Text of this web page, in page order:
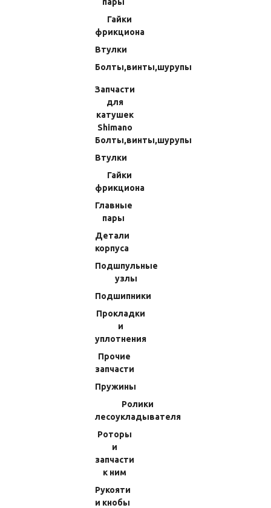
Запчасти для катушек Shimano
Болты,винты,шурупы
Прокладки и уплотнения
Ролики лесоукладывателя
Роторы и запчасти к ним
Шестерни паразитные
Шестерни микромодульные
Гайки
фрикциона
Втулки
Болты,винты,шурупы
Запчасти
для
катушек
Shimano
Болты,винты,шурупы
Втулки
Гайки
фрикциона
Главные
пары
Детали
корпуса
Подшпульные
узлы
Подшипники
Прокладки
и
уплотнения
Прочие
запчасти
Пружины
Ролики
лесоукладывателя
Роторы
и
запчасти
к ним
Рукояти
и кнобы